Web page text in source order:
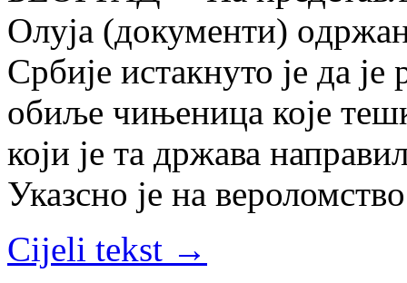
Олуја (документи)
Србије истакнуто је да
обиље чињеница које
који је та држава
Указсно је на
Cijeli tekst →